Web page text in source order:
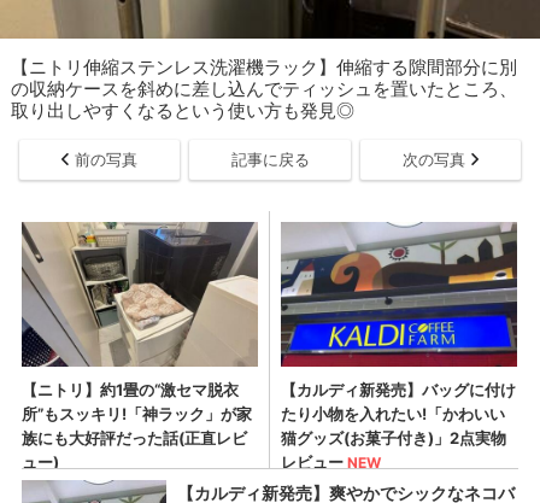
【ニトリ伸縮ステンレス洗濯機ラック】伸縮する隙間部分に別
の収納ケースを斜めに差し込んでティッシュを置いたところ、
取り出しやすくなるという使い方も発見◎
前の写真 記事に戻る 次の写真